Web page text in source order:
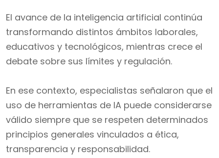
El avance de la inteligencia artificial continúa
transformando distintos ámbitos laborales,
educativos y tecnológicos, mientras crece el
debate sobre sus límites y regulación.
En ese contexto, especialistas señalaron que el
uso de herramientas de IA puede considerarse
válido siempre que se respeten determinados
principios generales vinculados a ética,
transparencia y responsabilidad.